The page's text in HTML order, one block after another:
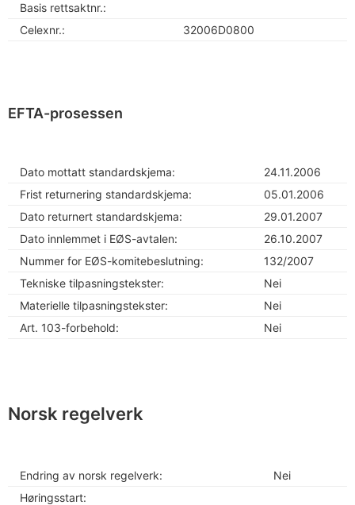
Basis rettsaktnr.:
Celexnr.:
32006D0800
EFTA-prosessen
Dato mottatt standardskjema:
24.11.2006
Frist returnering standardskjema:
05.01.2006
Dato returnert standardskjema:
29.01.2007
Dato innlemmet i EØS-avtalen:
26.10.2007
Nummer for EØS-komitebeslutning:
132/2007
Tekniske tilpasningstekster:
Nei
Materielle tilpasningstekster:
Nei
Art. 103-forbehold:
Nei
Norsk regelverk
Endring av norsk regelverk:
Nei
Høringsstart: